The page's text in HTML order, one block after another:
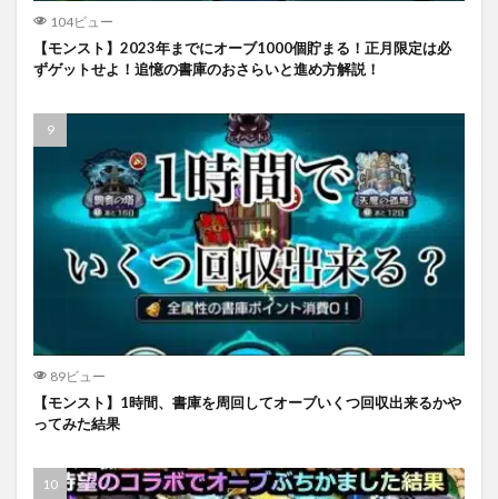
104ビュー
【モンスト】2023年までにオーブ1000個貯まる！正月限定は必
ずゲットせよ！追憶の書庫のおさらいと進め方解説！
89ビュー
【モンスト】1時間、書庫を周回してオーブいくつ回収出来るかや
ってみた結果